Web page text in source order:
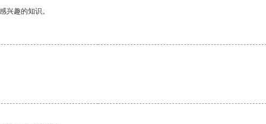
兴趣的知识。